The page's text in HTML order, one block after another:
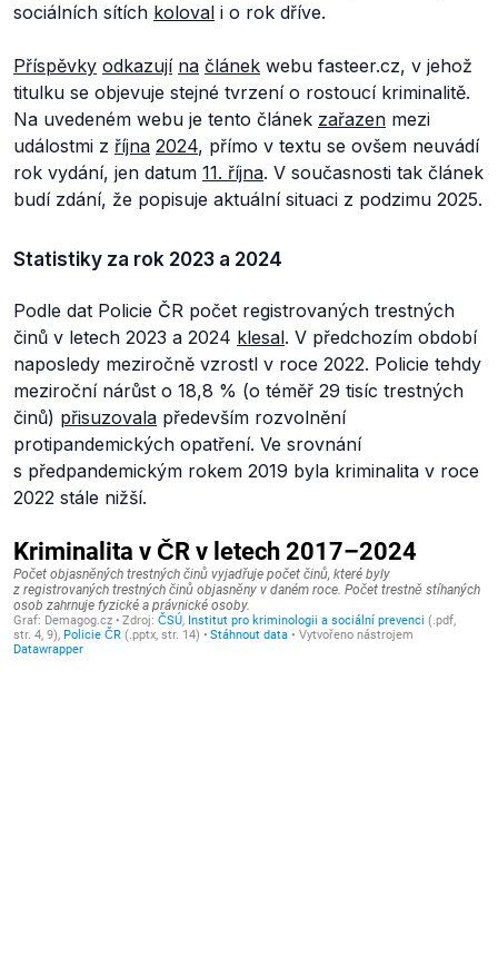
sociálních sítích koloval i o rok dříve.
Příspěvky odkazují na článek webu fasteer.cz, v jehož
titulku se objevuje stejné tvrzení o rostoucí kriminalitě.
Na uvedeném webu je tento článek zařazen mezi
událostmi z října 2024, přímo v textu se ovšem neuvádí
rok vydání, jen datum 11. října. V současnosti tak článek
budí zdání, že popisuje aktuální situaci z podzimu 2025.
Statistiky za rok 2023 a 2024
Podle dat Policie ČR počet registrovaných trestných
činů v letech 2023 a 2024 klesal. V předchozím období
naposledy meziročně vzrostl v roce 2022. Policie tehdy
meziroční nárůst o 18,8 % (o téměř 29 tisíc trestných
činů) přisuzovala především rozvolnění
protipandemických opatření. Ve srovnání
s předpandemickým rokem 2019 byla kriminalita v roce
2022 stále nižší.